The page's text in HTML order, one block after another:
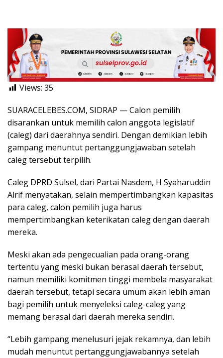
Views: 35
SUARACELEBES.COM, SIDRAP — Calon pemilih
disarankan untuk memilih calon anggota legislatif
(caleg) dari daerahnya sendiri. Dengan demikian lebih
gampang menuntut pertanggungjawaban setelah
caleg tersebut terpilih.
Caleg DPRD Sulsel, dari Partai Nasdem, H Syaharuddin
Alrif menyatakan, selain mempertimbangkan kapasitas
para caleg, calon pemilih juga harus
mempertimbangkan keterikatan caleg dengan daerah
mereka.
Meski akan ada pengecualian pada orang-orang
tertentu yang meski bukan berasal daerah tersebut,
namun memiliki komitmen tinggi membela masyarakat
daerah tersebut, tetapi secara umum akan lebih aman
bagi pemilih untuk menyeleksi caleg-caleg yang
memang berasal dari daerah mereka sendiri.
“Lebih gampang menelusuri jejak rekamnya, dan lebih
mudah menuntut pertanggungjawabannya setelah